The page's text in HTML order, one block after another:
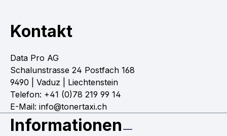
Kontakt
Data Pro AG
Schalunstrasse 24 Postfach 168
9490 | Vaduz | Liechtenstein
Telefon: +41 (0)78 219 99 14
E-Mail: info@tonertaxi.ch
Informationen